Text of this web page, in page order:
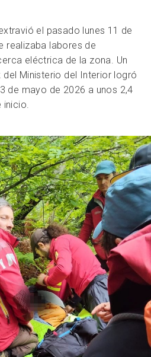
el pasado lunes 11 de
realizaba labores de
eléctrica de la zona. Un
Ministerio del Interior logró
de mayo de 2026 a unos 2,4
inicio.